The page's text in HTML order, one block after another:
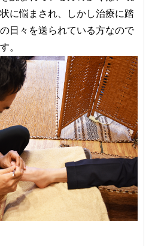
に悩まされ、しかし治療に踏
日々を送られている方なので
。